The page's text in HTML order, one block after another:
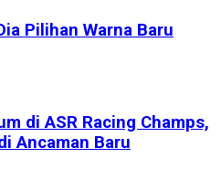
Pilihan Warna Baru
di ASR Racing Champs,
Ancaman Baru